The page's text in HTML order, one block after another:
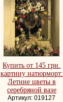
Купить от 145 грн.
картину натюрморт:
Летние цветы в
серебряной вазе
Артикул: 019127